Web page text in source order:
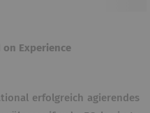
on Experience
erfolgreich agierendes